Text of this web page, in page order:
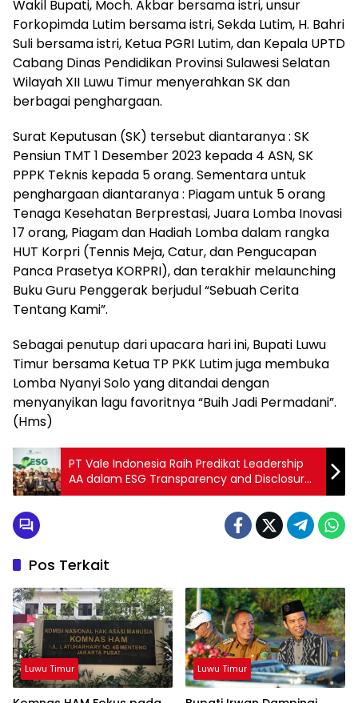
Wakil Bupati, Moch. Akbar bersama istri, unsur
Forkopimda Lutim bersama istri, Sekda Lutim, H. Bahri
Suli bersama istri, Ketua PGRI Lutim, dan Kepala UPTD
Cabang Dinas Pendidikan Provinsi Sulawesi Selatan
Wilayah XII Luwu Timur menyerahkan SK dan
berbagai penghargaan.
Surat Keputusan (SK) tersebut diantaranya : SK
Pensiun TMT 1 Desember 2023 kepada 4 ASN, SK
PPPK Teknis kepada 5 orang. Sementara untuk
penghargaan diantaranya : Piagam untuk 5 orang
Tenaga Kesehatan Berprestasi, Juara Lomba Inovasi
17 orang, Piagam dan Hadiah Lomba dalam rangka
HUT Korpri (Tennis Meja, Catur, dan Pengucapan
Panca Prasetya KORPRI), dan terakhir melaunching
Buku Guru Penggerak berjudul “Sebuah Cerita
Tentang Kami”.
Sebagai penutup dari upacara hari ini, Bupati Luwu
Timur bersama Ketua TP PKK Lutim juga membuka
Lomba Nyanyi Solo yang ditandai dengan
menyanyikan lagu favoritnya “Buih Jadi Permadani”.
(Hms)
PT Vale Indonesia Raih Predikat Leadership
AA dalam ESG Transparency and Disclosure
Award 2023
Pos Terkait
Luwu Timur Luwu Timur